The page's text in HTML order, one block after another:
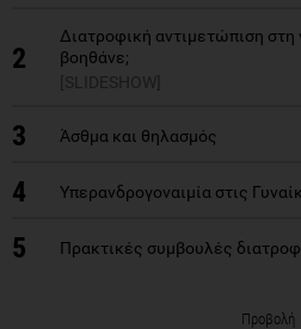
2
Διατροφική αντιμετώπιση στη
βοηθάνε;
[SLIDESHOW]
3 Άσθμα και θηλασμός
4 Υπερανδρογοναιμία στις
5 Πρακτικές συμβουλές
Προβολή